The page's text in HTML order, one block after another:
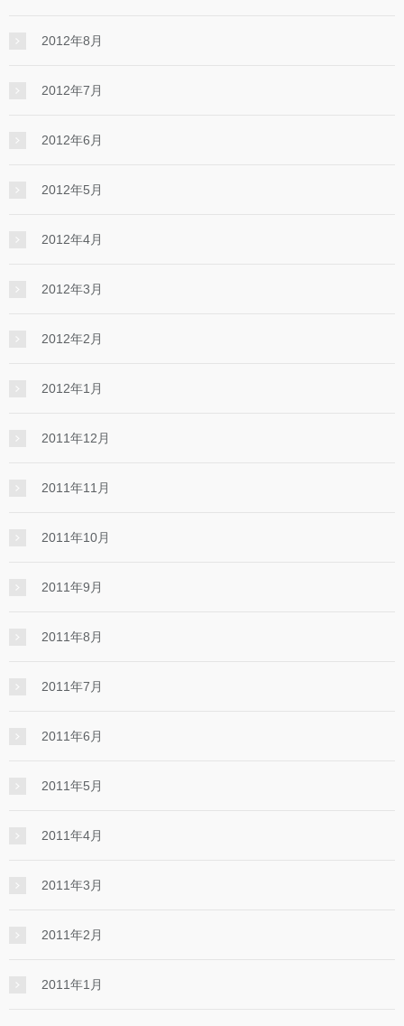
2012年8月
2012年7月
2012年6月
2012年5月
2012年4月
2012年3月
2012年2月
2012年1月
2011年12月
2011年11月
2011年10月
2011年9月
2011年8月
2011年7月
2011年6月
2011年5月
2011年4月
2011年3月
2011年2月
2011年1月